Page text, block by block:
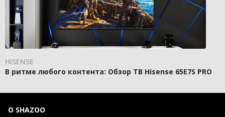
HISENSE
В ритме любого контента: Обзор ТВ Hisense 65E7S PRO
О SHAZOO